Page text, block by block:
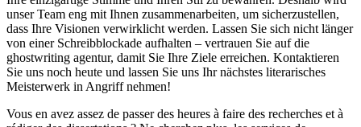
unser Team eng mit Ihnen zusammenarbeiten, um sicherzustellen,
dass Ihre Visionen verwirklicht werden. Lassen Sie sich nicht länger
von einer Schreibblockade aufhalten – vertrauen Sie auf die
ghostwriting agentur, damit Sie Ihre Ziele erreichen. Kontaktieren
Sie uns noch heute und lassen Sie uns Ihr nächstes literarisches
Meisterwerk in Angriff nehmen!
Vous en avez assez de passer des heures à faire des recherches et à